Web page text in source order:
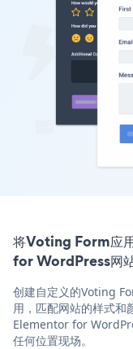
将Voting Form应
for WordPress网
创建自定义的Voting
用，匹配网站的样式
Elementor for
任何位置现场。